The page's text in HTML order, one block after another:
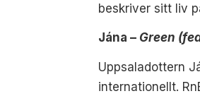
beskriver sitt liv
Jána – Green
Uppsaladottern
internationellt.